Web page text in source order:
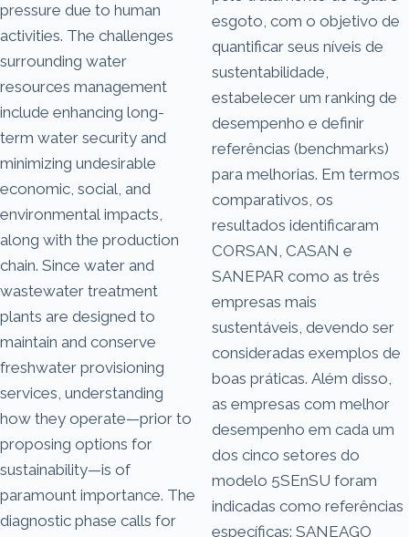
pressure due to human
activities. The challenges
surrounding water
resources management
include enhancing long-
term water security and
minimizing undesirable
economic, social, and
environmental impacts,
along with the production
chain. Since water and
wastewater treatment
plants are designed to
maintain and conserve
freshwater provisioning
services, understanding
how they operate—prior to
proposing options for
sustainability—is of
paramount importance. The
diagnostic phase calls for
esgoto, com o objetivo de
quantificar seus níveis de
sustentabilidade,
estabelecer um ranking de
desempenho e definir
referências (benchmarks)
para melhorias. Em termos
comparativos, os
resultados identificaram
CORSAN, CASAN e
SANEPAR como as três
empresas mais
sustentáveis, devendo ser
consideradas exemplos de
boas práticas. Além disso,
as empresas com melhor
desempenho em cada um
dos cinco setores do
modelo 5SEnSU foram
indicadas como referências
específicas: SANEAGO